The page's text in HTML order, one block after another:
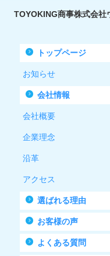
TOYOKING商事株式会社
トップページ
お知らせ
会社情報
会社概要
企業理念
沿革
アクセス
選ばれる理由
お客様の声
よくある質問